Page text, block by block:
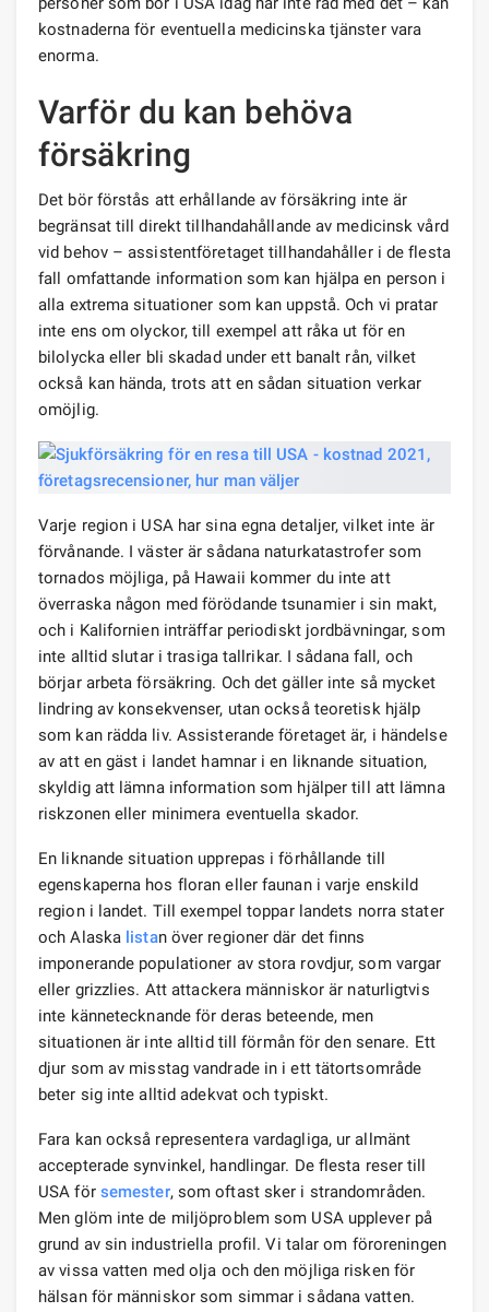
kostnaderna för eventuella medicinska tjänster vara
enorma.
Varför du kan behöva
försäkring
Det bör förstås att erhållande av försäkring inte är
begränsat till direkt tillhandahållande av medicinsk vård
vid behov – assistentföretaget tillhandahåller i de flesta
fall omfattande information som kan hjälpa en person i
alla extrema situationer som kan uppstå. Och vi pratar
inte ens om olyckor, till exempel att råka ut för en
bilolycka eller bli skadad under ett banalt rån, vilket
också kan hända, trots att en sådan situation verkar
omöjlig.
Varje region i USA har sina egna detaljer, vilket inte är
förvånande. I väster är sådana naturkatastrofer som
tornados möjliga, på Hawaii kommer du inte att
överraska någon med förödande tsunamier i sin makt,
och i Kalifornien inträffar periodiskt jordbävningar, som
inte alltid slutar i trasiga tallrikar. I sådana fall, och
börjar arbeta försäkring. Och det gäller inte så mycket
lindring av konsekvenser, utan också teoretisk hjälp
som kan rädda liv. Assisterande företaget är, i händelse
av att en gäst i landet hamnar i en liknande situation,
skyldig att lämna information som hjälper till att lämna
riskzonen eller minimera eventuella skador.
En liknande situation upprepas i förhållande till
egenskaperna hos floran eller faunan i varje enskild
region i landet. Till exempel toppar landets norra stater
och Alaska listan över regioner där det finns
imponerande populationer av stora rovdjur, som vargar
eller grizzlies. Att attackera människor är naturligtvis
inte kännetecknande för deras beteende, men
situationen är inte alltid till förmån för den senare. Ett
djur som av misstag vandrade in i ett tätortsområde
beter sig inte alltid adekvat och typiskt.
Fara kan också representera vardagliga, ur allmänt
accepterade synvinkel, handlingar. De flesta reser till
USA för semester, som oftast sker i strandområden.
Men glöm inte de miljöproblem som USA upplever på
grund av sin industriella profil. Vi talar om föroreningen
av vissa vatten med olja och den möjliga risken för
hälsan för människor som simmar i sådana vatten.